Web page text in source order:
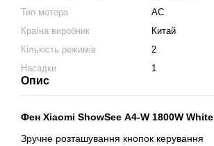
Тип мотора
АС
Країна виробник
Китай
Кількість режимів
2
Насадки
1
Опис
Фен Xiaomi ShowSee A4-W 1800W White
Зручне розташування кнопок керування